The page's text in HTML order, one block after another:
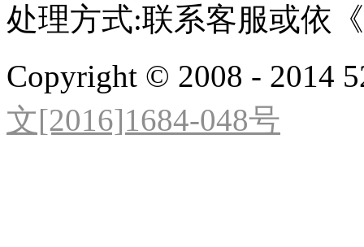
处理方式:联系客服或依
Copyright © 2008 - 2014
文[2016]1684-048号